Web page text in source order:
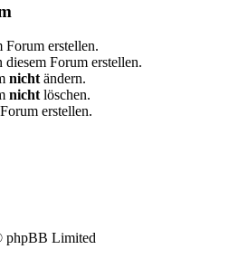
Forum erstellen.
Forum erstellen.
nicht ändern.
nicht löschen.
erstellen.
phpBB Limited